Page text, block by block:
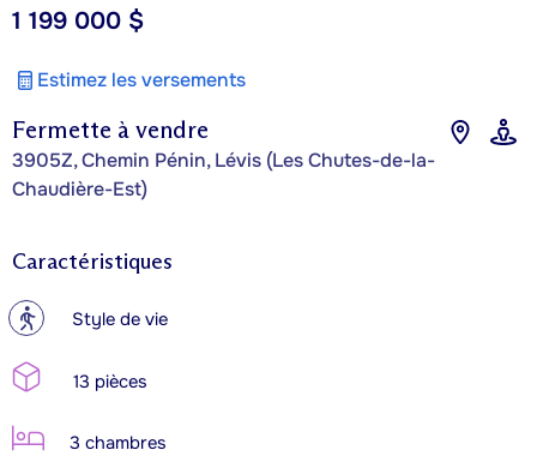
Fermette à vendre
3905Z, Chemin Pénin, Lévis (Les Chutes-de-la-
Chaudière-Est)
1 199 000 $
Estimez les versements
Caractéristiques
? Style de vie
13 pièces
3 chambres